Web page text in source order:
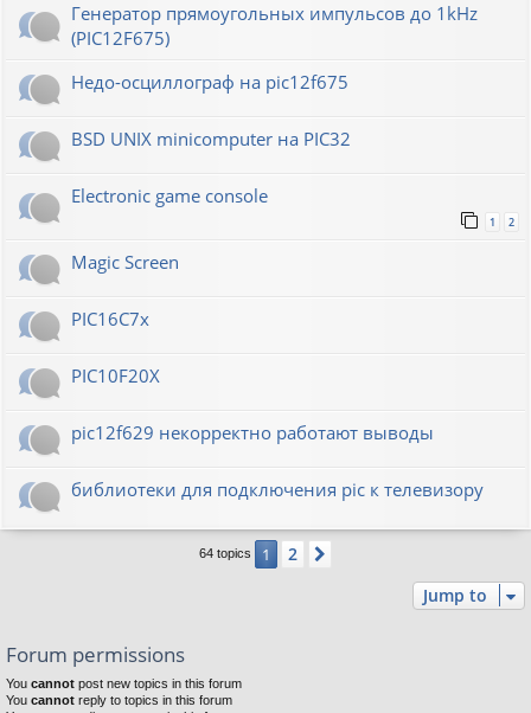
Генератор прямоугольных импульсов до 1kHz
(PIC12F675)
Недо-осциллограф на pic12f675
BSD UNIX minicomputer на PIC32
Electronic game console
1 2
Magic Screen
PIC16C7x
PIC10F20Х
pic12f629 некорректно работают выводы
библиотеки для подключения pic к телевизору
64 topics 1 2
Jump to
Forum permissions
You cannot post new topics in this forum
You cannot reply to topics in this forum